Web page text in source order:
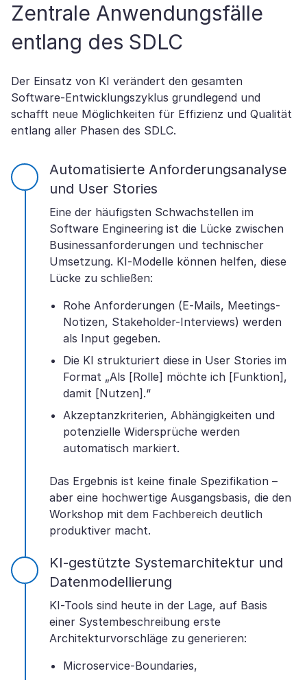
Zentrale Anwendungsfälle
entlang des SDLC
Der Einsatz von KI verändert den gesamten
Software-Entwicklungszyklus grundlegend und
schafft neue Möglichkeiten für Effizienz und Qualität
entlang aller Phasen des SDLC.
Automatisierte Anforderungsanalyse
und User Stories
Eine der häufigsten Schwachstellen im
Software Engineering ist die Lücke zwischen
Businessanforderungen und technischer
Umsetzung. KI-Modelle können helfen, diese
Lücke zu schließen:
Rohe Anforderungen (E-Mails, Meetings-
Notizen, Stakeholder-Interviews) werden
als Input gegeben.
Die KI strukturiert diese in User Stories im
Format „Als [Rolle] möchte ich [Funktion],
damit [Nutzen].“
Akzeptanzkriterien, Abhängigkeiten und
potenzielle Widersprüche werden
automatisch markiert.
Das Ergebnis ist keine finale Spezifikation –
aber eine hochwertige Ausgangsbasis, die den
Workshop mit dem Fachbereich deutlich
produktiver macht.
KI-gestützte Systemarchitektur und
Datenmodellierung
KI-Tools sind heute in der Lage, auf Basis
einer Systembeschreibung erste
Architekturvorschläge zu generieren:
Microservice-Boundaries,